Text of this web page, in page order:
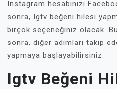
Instagram hesabınızı
sonra, Igtv beğeni hilesi
birçok seçeneğiniz olacak. Bu
sonra, diğer adımları takip
yapmaya başlayabilirsiniz.
Igtv Beğeni